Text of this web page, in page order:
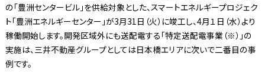
の「豊洲センタービル」を供給対象とした、スマートエネルギープロジェク
ト「豊洲エネルギーセンター」が3月31日（火）に竣工し、4月１日（水）より
稼働開始します。開発区域外にも送配電する「特定送配電事業（※）」の
実施は、三井不動産グループとしては日本橋エリアに次いで二番目の事
例です。